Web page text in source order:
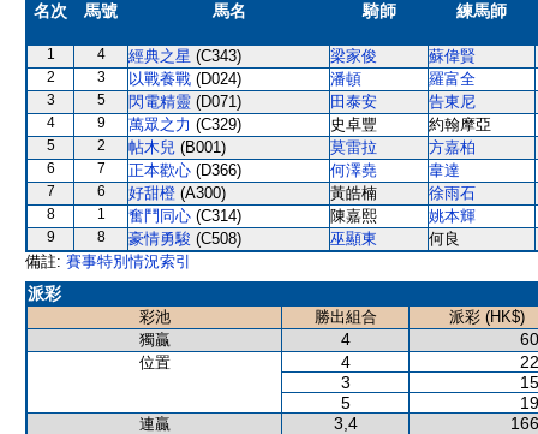
名次 馬號 馬名 騎師 練馬師
1 4 經典之星 (C343) 梁家俊 蘇偉賢
2 3 以戰養戰 (D024) 潘頓 羅富全
3 5 閃電精靈 (D071) 田泰安 告東尼
4 9 萬眾之力 (C329) 史卓豐 約翰摩亞
5 2 帖木兒 (B001) 莫雷拉 方嘉柏
6 7 正本歡心 (D366) 何澤堯 韋達
7 6 好甜橙 (A300) 黃皓楠 徐雨石
8 1 奮鬥同心 (C314) 陳嘉熙 姚本輝
9 8 豪情勇駿 (C508) 巫顯東
何良
備註: 賽事特別情況索引
派彩
彩池 勝出組合
派彩 (HK$)
獨贏
4
位置 4
3
5
連贏 3,4